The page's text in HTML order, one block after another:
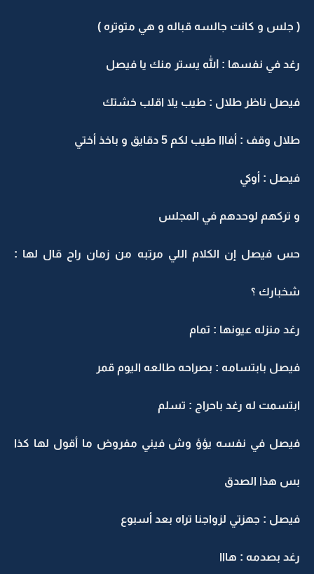
( جلس و كانت جالسه قباله و هي متوتره )
رغد في نفسها : الله يستر منك يا فيصل
فيصل ناظر طلال : طيب يلا اقلب خشتك
طلال وقف : أفااا طيب لكم 5 دقايق و باخذ أختي
فيصل : أوكي
و تركهم لوحدهم في المجلس
حس فيصل إن الكلام اللي مرتبه من زمان راح قال لها :
شخبارك ؟
رغد منزله عيونها : تمام
فيصل بابتسامه : بصراحه طالعه اليوم قمر
ابتسمت له رغد باحراج : تسلم
فيصل في نفسه يؤؤ وش فيني مفروض ما أقول لها كذا
بس هذا الصدق
فيصل : جهزتي لزواجنا تراه بعد أسبوع
رغد بصدمه : هااا